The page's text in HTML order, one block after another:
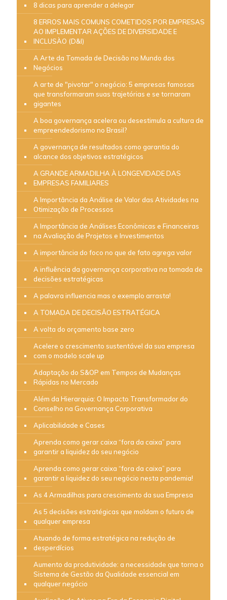
8 dicas para aprender a delegar
8 ERROS MAIS COMUNS COMETIDOS POR EMPRESAS
AO IMPLEMENTAR AÇÕES DE DIVERSIDADE E
INCLUSÀO (D&I)
A Arte da Tomada de Decisão no Mundo dos
Negócios
A arte de "pivotar" o negócio: 5 empresas famosas
que transformaram suas trajetórias e se tornaram
gigantes
A boa governança acelera ou desestimula a cultura de
empreendedorismo no Brasil?
A governança de resultados como garantia do
alcance dos objetivos estratégicos
A GRANDE ARMADILHA À LONGEVIDADE DAS
EMPRESAS FAMILIARES
A Importância da Análise de Valor das Atividades na
Otimização de Processos
A Importância de Análises Econômicas e Financeiras
na Avaliação de Projetos e Investimentos
A importância do foco no que de fato agrega valor
A influência da governança corporativa na tomada de
decisões estratégicas
A palavra influencia mas o exemplo arrasta!
A TOMADA DE DECISÃO ESTRATÉGICA
A volta do orçamento base zero
Acelere o crescimento sustentável da sua empresa
com o modelo scale up
Adaptação do S&OP em Tempos de Mudanças
Rápidas no Mercado
Além da Hierarquia: O Impacto Transformador do
Conselho na Governança Corporativa
Aplicabilidade e Cases
Aprenda como gerar caixa “fora da caixa” para
garantir a liquidez do seu negócio
Aprenda como gerar caixa “fora da caixa” para
garantir a liquidez do seu negócio nesta pandemia!
As 4 Armadilhas para crescimento da sua Empresa
As 5 decisões estratégicas que moldam o futuro de
qualquer empresa
Atuando de forma estratégica na redução de
desperdícios
Aumento da produtividade: a necessidade que torna o
Sistema de Gestão da Qualidade essencial em
qualquer negócio